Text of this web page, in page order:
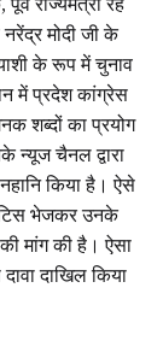
राज्यमंत्री रह
मोदी जी के
के रूप में चुनाव
में प्रदेश कांग्रेस
शब्दों का प्रयोग
न्यूज चैनल द्वारा
किया है। ऐसे
भेजकर उनके
मांग की है। ऐसा
दाखिल किया